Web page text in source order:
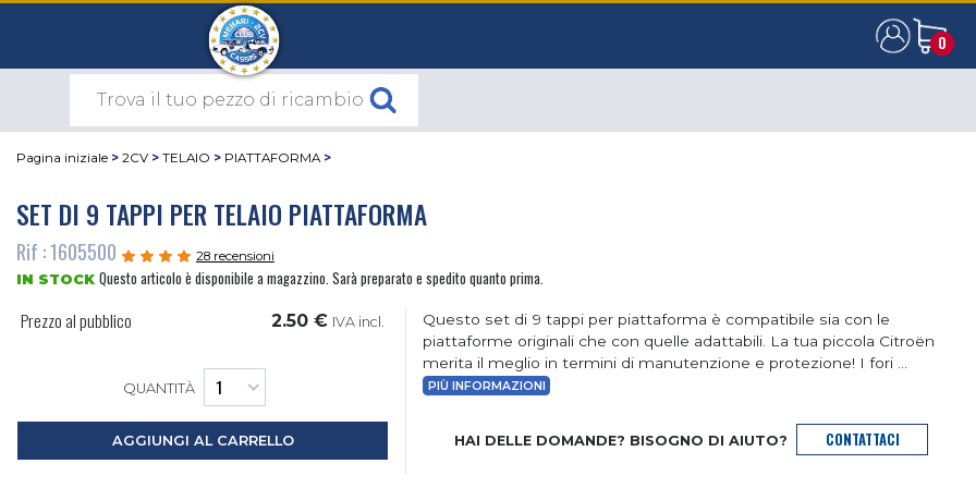
0
0
Pagina iniziale > 2CV > TELAIO > PIATTAFORMA >
SET DI 9 TAPPI PER TELAIO PIATTAFORMA
Rif : 1605500 28 recensioni
IN STOCK Questo articolo è disponibile a magazzino. Sarà preparato e spedito quanto prima.
Prezzo al pubblico 2.50 € IVA incl.
QUANTITÀ
AGGIUNGI AL CARRELLO
Questo set di 9 tappi per piattaforma è compatibile sia con le
piattaforme originali che con quelle adattabili. La tua piccola Citroën
merita il meglio in termini di manutenzione e protezione! I fori ...
PIÙ INFORMAZIONI
HAI DELLE DOMANDE? BISOGNO DI AIUTO? CONTATTACI